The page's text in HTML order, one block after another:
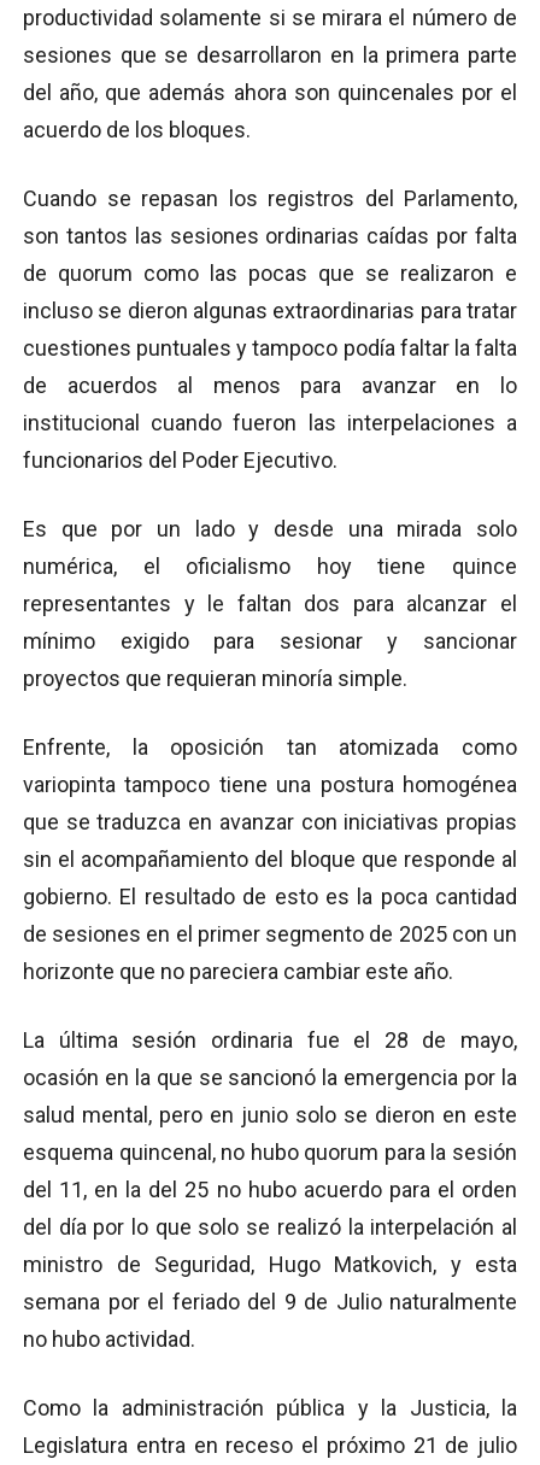
productividad solamente si se mirara el número de
sesiones que se desarrollaron en la primera parte
del año, que además ahora son quincenales por el
acuerdo de los bloques.
Cuando se repasan los registros del Parlamento,
son tantos las sesiones ordinarias caídas por falta
de quorum como las pocas que se realizaron e
incluso se dieron algunas extraordinarias para tratar
cuestiones puntuales y tampoco podía faltar la falta
de acuerdos al menos para avanzar en lo
institucional cuando fueron las interpelaciones a
funcionarios del Poder Ejecutivo.
Es que por un lado y desde una mirada solo
numérica, el oficialismo hoy tiene quince
representantes y le faltan dos para alcanzar el
mínimo exigido para sesionar y sancionar
proyectos que requieran minoría simple.
Enfrente, la oposición tan atomizada como
variopinta tampoco tiene una postura homogénea
que se traduzca en avanzar con iniciativas propias
sin el acompañamiento del bloque que responde al
gobierno. El resultado de esto es la poca cantidad
de sesiones en el primer segmento de 2025 con un
horizonte que no pareciera cambiar este año.
La última sesión ordinaria fue el 28 de mayo,
ocasión en la que se sancionó la emergencia por la
salud mental, pero en junio solo se dieron en este
esquema quincenal, no hubo quorum para la sesión
del 11, en la del 25 no hubo acuerdo para el orden
del día por lo que solo se realizó la interpelación al
ministro de Seguridad, Hugo Matkovich, y esta
semana por el feriado del 9 de Julio naturalmente
no hubo actividad.
Como la administración pública y la Justicia, la
Legislatura entra en receso el próximo 21 de julio